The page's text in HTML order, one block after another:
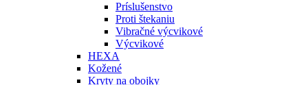
Príslušenstvo
Proti štekaniu
Vibračné výcvikové
Výcvikové
HEXA
Kožené
Kryty na obojky